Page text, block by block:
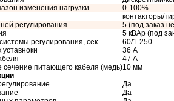
изменения нагрузки
0-100%
контакторы/
регулирования
5 (под заказ
5 кВАр (под
регулирования, сек
60/1-250
36 А
47 А
сечение питающего кабеля (медь)10 мм
Да
Да